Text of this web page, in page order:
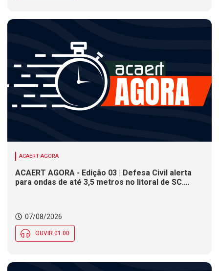
ACAERT AGORA
ACAERT AGORA - Edição 03 | Defesa Civil alerta
para ondas de até 3,5 metros no litoral de SC.
07/08/2026
OUVIR 01:00